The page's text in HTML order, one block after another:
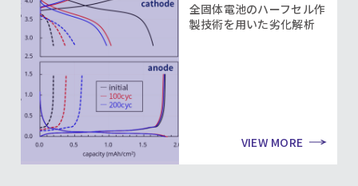
全固体電池のハーフセル作
製技術を用いた劣化解析
VIEW MORE